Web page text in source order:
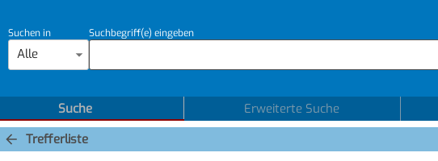
Suchen in
Alle
Suchbegriff(e) eingeben
Suche Erweiterte Suche
Trefferliste